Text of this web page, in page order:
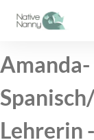
Inhalt
Amanda-
Lehrerin